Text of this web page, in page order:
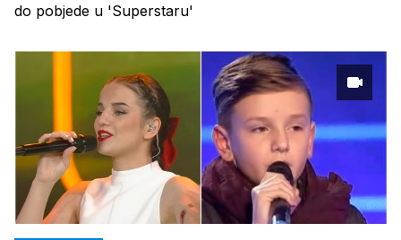
do pobjede u 'Superstaru'